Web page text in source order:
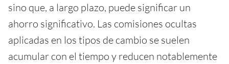
sino que, a largo plazo, puede significar un
ahorro significativo. Las comisiones ocultas
aplicadas en los tipos de cambio se suelen
acumular con el tiempo y reducen notablemente